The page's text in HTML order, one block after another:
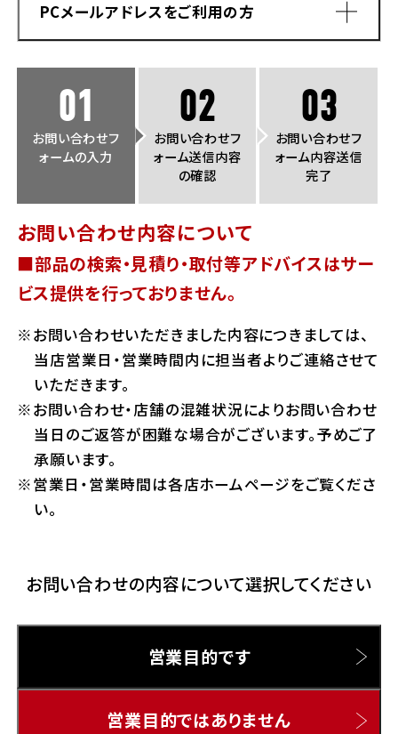
ドメイン指定受信手順
PCメールアドレスをご利用の方
Yahoo!メールをご利用の方
Hotmailをご利用の方
Gmailをご利用の方
01
お問い合わせフ
ォームの入力
02
お問い合わせフ
ォーム送信内容
の確認
03
お問い合わせフ
ォーム内容送信
完了
お問い合わせ内容について
■部品の検索・見積り・取付等アドバイスはサー
ビス提供を行っておりません。
お問い合わせいただきました内容につきましては、
当店営業日・営業時間内に担当者よりご連絡させて
いただきます。
お問い合わせ・店舗の混雑状況によりお問い合わせ
当日のご返答が困難な場合がございます。予めご了
承願います。
営業日・営業時間は各店ホームページをご覧くださ
い。
お問い合わせの内容について選択してください
営業目的です
営業目的ではありません
ホンダドリーム 立川
ホンダドリーム 磯子
ホンダドリーム 横浜都筑
ホンダドリーム 横浜旭
ホンダドリーム 川崎宮前
千葉県
ホンダドリーム 船橋
ホンダドリーム 松戸
埼玉県
ホンダドリーム 鴻巣
ホンダドリーム 名古屋上小田井
ホンダドリーム 岐阜
ホンダドリーム 京都伏見
ホンダドリーム 京都北山
ホンダドリーム 神戸灘
ホンダドリーム 尼崎
ホンダドリーム 姫路
ホンダドリーム 西宮甲子園
奈良県
ホンダドリーム 奈良
ホンダドリーム 高松
ホンダドリーム 熊本